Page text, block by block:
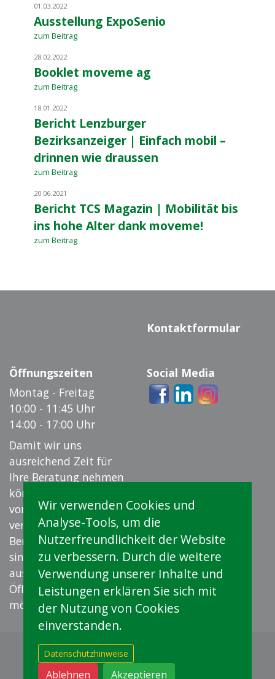
Wir verwenden Cookies und
Analyse-Tools, um die
Nutzerfreundlichkeit der Website
zu verbessern. Durch die weitere
Verwendung unserer Inhalte und
Leistungen erklären Sie sich mit
der Nutzung von Cookies
einverstanden.
Datenschutzhinweise
Ablehnen Akzeptieren
01.03.2022
Ausstellung ExpoSenio
zum Beitrag
28.02.2022
Booklet moveme ag
zum Beitrag
18.01.2022
Bericht Lenzburger
Bezirksanzeiger | Einfach mobil –
drinnen wie draussen
zum Beitrag
20.06.2021
Bericht TCS Magazin | Mobilität bis
ins hohe Alter dank moveme!
zum Beitrag
Kontaktformular
Öffnungszeiten
Montag - Freitag
10:00 - 11:45 Uhr
14:00 - 17:00 Uhr
Damit wir uns
ausreichend Zeit für
Ihre Beratung nehmen
können, empfehlen wir
vorab einen Termin zu
vereinbaren.
Beratungsgespräche
sind auf Wunsch auch
ausserhalb der
Öffnungszeiten
möglich.
Social Media
moveme ag
Bruneggerstrasse 45
5103 Möriken
+41 62 887 00 40